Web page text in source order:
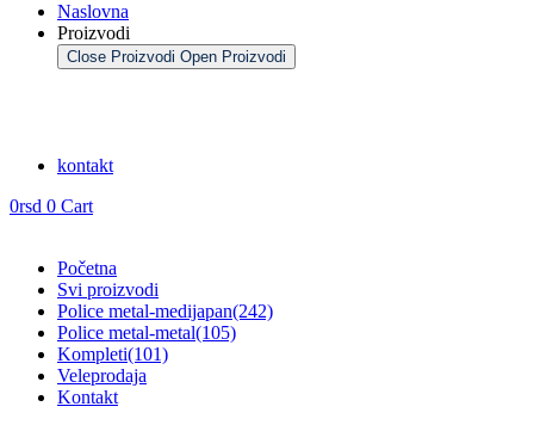
Naslovna
Proizvodi
Close Proizvodi Open Proizvodi
kontakt
0rsd 0 Cart
Početna
Svi proizvodi
Police metal-medijapan(242)
Police metal-metal(105)
Kompleti(101)
Veleprodaja
Kontakt